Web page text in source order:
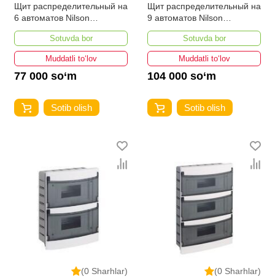
Щит распределительный на
6 автоматов Nilson
внутренний
Sotuvda bor
Muddatli to‘lov
77 000 so‘m
Sotib olish
Щит распределительный на
9 автоматов Nilson
внутренний
Sotuvda bor
Muddatli to‘lov
104 000 so‘m
Sotib olish
(0 Sharhlar)
(0 Sharhlar)